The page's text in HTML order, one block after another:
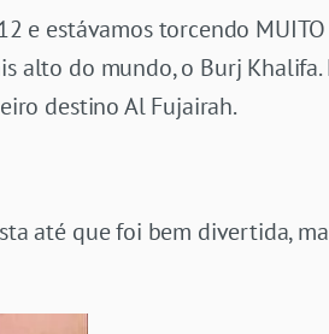
e estávamos torcendo
alto do mundo, o Burj
destino Al Fujairah.
até que foi bem divertida,